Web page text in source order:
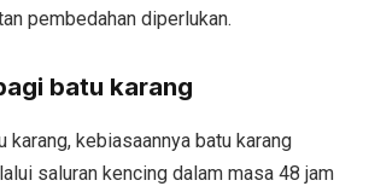
pembedahan diperlukan.
batu karang
karang, kebiasaannya batu karang
saluran kencing dalam masa 48 jam